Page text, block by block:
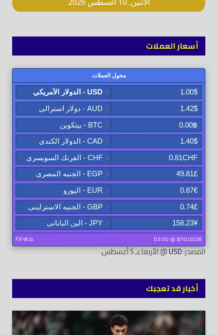
أسعار العملات
المصدر:USD@ الأربعاء, 5 أغسطس.
أخبار قد تعجبك